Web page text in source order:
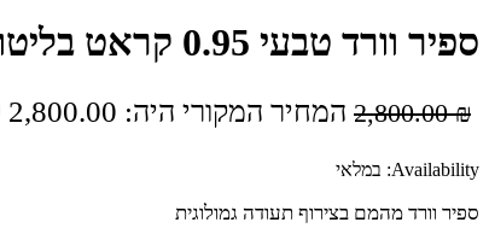
ספיר וורד טבעי 0.95 קראט בליטוש אובל
2,800.00₪ המחיר המקורי היה: 2,800.00 ₪.
Availability: במלאי
ספיר וורד מהמם בצירוף תעודה גמולוגית